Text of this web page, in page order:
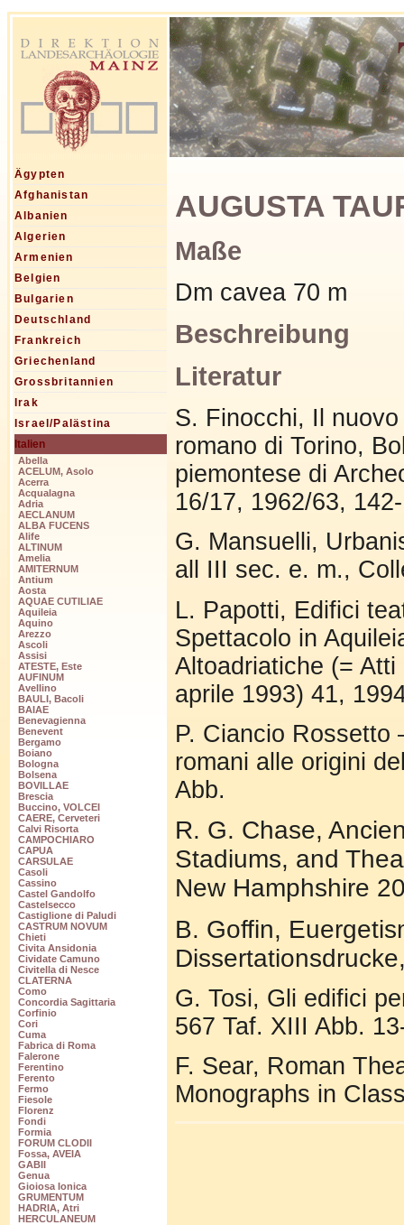
Ägypten
Afghanistan
Albanien
Algerien
Armenien
Belgien
Bulgarien
Deutschland
Frankreich
Griechenland
Grossbritannien
Irak
Israel/Palästina
Italien
Abella
ACELUM, Asolo
Acerra
Acqualagna
Adria
AECLANUM
ALBA FUCENS
Alife
ALTINUM
Amelia
AMITERNUM
Antium
Aosta
AQUAE CUTILIAE
Aquileia
Aquino
Arezzo
Ascoli
Assisi
ATESTE, Este
AUFINUM
Avellino
BAULI, Bacoli
BAIAE
Benevagienna
Benevent
Bergamo
Boiano
Bologna
Bolsena
BOVILLAE
Brescia
Buccino, VOLCEI
CAERE, Cerveteri
Calvi Risorta
CAMPOCHIARO
CAPUA
CARSULAE
Casoli
Cassino
Castel Gandolfo
Castelsecco
Castiglione di Paludi
CASTRUM NOVUM
Chieti
Civita Ansidonia
Cividate Camuno
Civitella di Nesce
CLATERNA
Como
Concordia Sagittaria
Corfinio
Cori
Cuma
Fabrica di Roma
Falerone
Ferentino
Ferento
Fermo
Fiesole
Florenz
Fondi
Formia
FORUM CLODII
Fossa, AVEIA
GABII
Genua
Gioiosa Ionica
GRUMENTUM
HADRIA, Atri
HERCULANEUM
AUGUSTA
Maße
Dm cavea 70 m
Beschreibung
Literatur
S. Finocchi, Il
romano di Torino,
piemontese di
16/17, 1962/63,
G. Mansuelli,
all III sec. e. m.,
L. Papotti, Edifici
Spettacolo in
Altoadriatiche (=
aprile 1993) 41,
P. Ciancio Rossetto
romani alle origini
Abb.
R. G. Chase,
Stadiums, and
New Hamphshire
B. Goffin,
G. Tosi, Gli edifici
567 Taf. XIII Abb.
F. Sear, Roman
Monographs in